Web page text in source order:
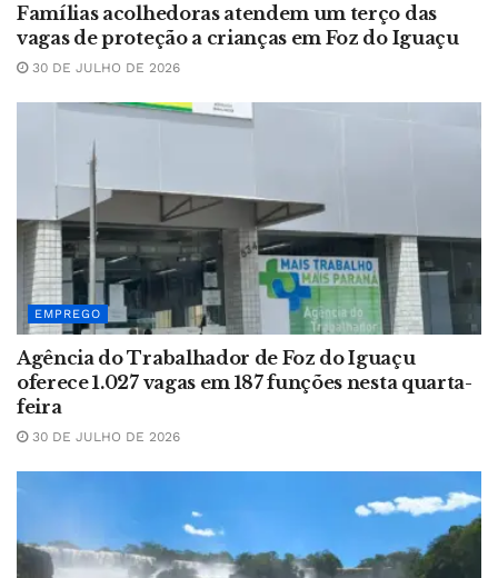
Famílias acolhedoras atendem um terço das
vagas de proteção a crianças em Foz do Iguaçu
30 DE JULHO DE 2026
EMPREGO
Agência do Trabalhador de Foz do Iguaçu
oferece 1.027 vagas em 187 funções nesta quarta-
feira
30 DE JULHO DE 2026